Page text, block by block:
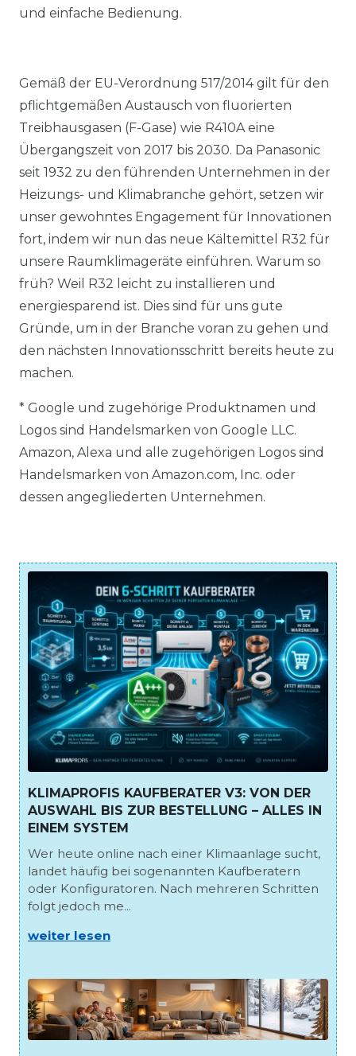
und einfache Bedienung.
Gemäß der EU-Verordnung 517/2014 gilt für den
pflichtgemäßen Austausch von fluorierten
Treibhausgasen (F-Gase) wie R410A eine
Übergangszeit von 2017 bis 2030. Da Panasonic
seit 1932 zu den führenden Unternehmen in der
Heizungs- und Klimabranche gehört, setzen wir
unser gewohntes Engagement für Innovationen
fort, indem wir nun das neue Kältemittel R32 für
unsere Raumklimageräte einführen. Warum so
früh? Weil R32 leicht zu installieren und
energiesparend ist. Dies sind für uns gute
Gründe, um in der Branche voran zu gehen und
den nächsten Innovationsschritt bereits heute zu
machen.
* Google und zugehörige Produktnamen und
Logos sind Handelsmarken von Google LLC.
Amazon, Alexa und alle zugehörigen Logos sind
Handelsmarken von Amazon.com, Inc. oder
dessen angegliederten Unternehmen.
KLIMAPROFIS KAUFBERATER V3: VON DER
AUSWAHL BIS ZUR BESTELLUNG – ALLES IN
EINEM SYSTEM
Wer heute online nach einer Klimaanlage sucht,
landet häufig bei sogenannten Kaufberatern
oder Konfiguratoren. Nach mehreren Schritten
folgt jedoch me...
weiter lesen